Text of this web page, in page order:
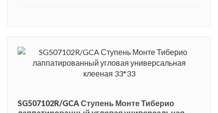
SG507102R/GCA Ступень Монте Тиберио